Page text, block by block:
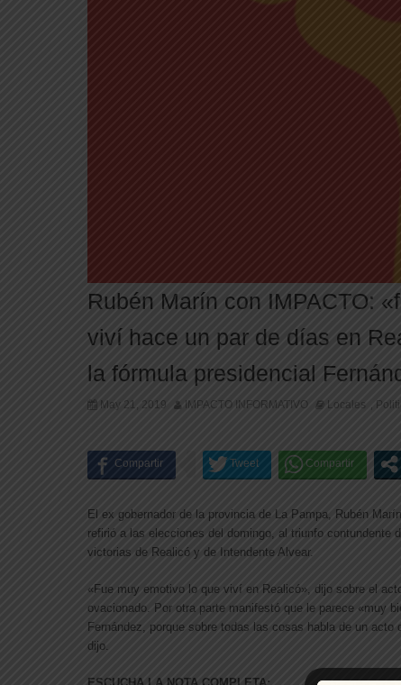
Rubén Marín con IMPACTO:
viví hace un par de días en
la fórmula presidencial
May 21, 2019 IMPACTO INFORMATIVO Locales
El ex gobernador de la provincia de La Pampa, Rubén
refirió a las elecciones del domingo, al triunfo contundente
victorias de Realicó y de Intendente Alvear.
«Fue muy emotivo lo que viví en Realicó», dijo sobre el
ovacionado. Por otra parte manifestó que le parece «muy
Fernández, porque sobre todas las cosas habla de un acto
dijo.